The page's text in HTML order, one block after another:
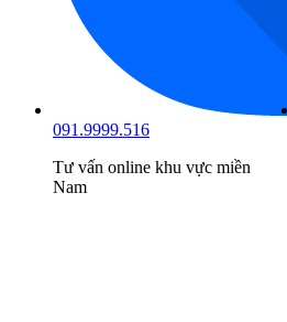
091.9999.516
Tư vấn online khu vực miền
Nam